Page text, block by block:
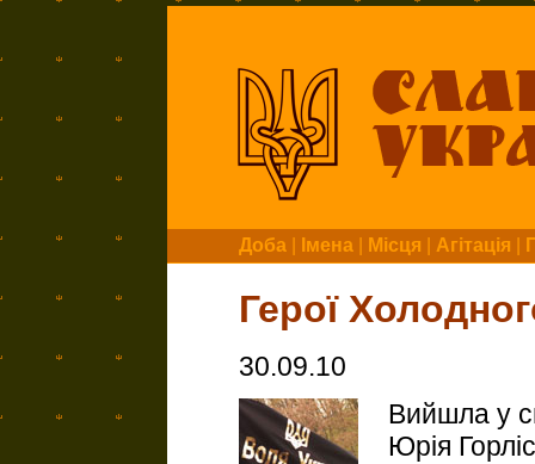
Доба Імена Місця Агітація
Герої
30.09.10
Вийшла у
Юрія